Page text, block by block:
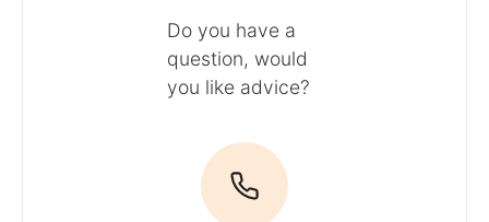
Do you have a
question, would
you like advice?